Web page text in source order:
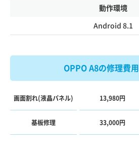
動作環境
Android 8.1
OPPO A8の修理費用
画面割れ(液晶パネル) 13,980円
基板修理 33,000円